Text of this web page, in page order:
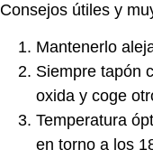
Consejos útiles y
Mantenerlo
Siempre tapón
oxida y coge
Temperatura
en torno a los